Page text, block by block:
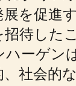
展を促進
待した
ハーゲン
、社会的